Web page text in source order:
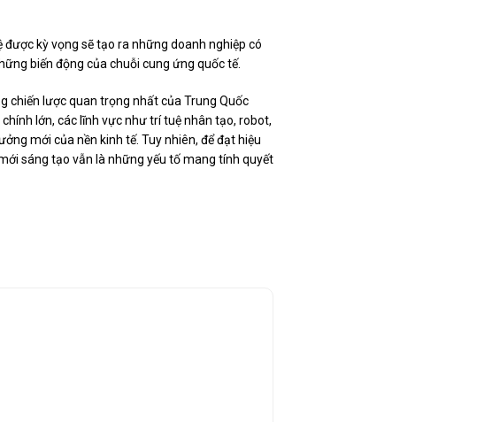
kỳ vọng sẽ tạo ra những doanh nghiệp có
biến động của chuỗi cung ứng quốc tế.
chiến lược quan trọng nhất của Trung Quốc
lớn, các lĩnh vực như trí tuệ nhân tạo, robot,
mới của nền kinh tế. Tuy nhiên, để đạt hiệu
sáng tạo vẫn là những yếu tố mang tính quyết